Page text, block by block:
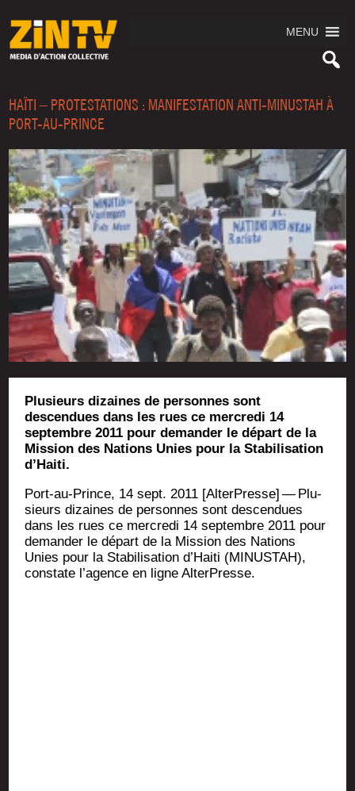
MENU
HAÏTI – PROTESTATIONS : MANIFESTATION ANTI-MINUSTAH À
PORT-AU-PRINCE
Plusieurs dizaines de personnes sont
descendues dans les rues ce mercredi 14
septembre 2011 pour demander le départ de la
Mission des Nations Unies pour la Stabilisation
d’Haiti.
Port-au-Prince, 14 sept. 2011 [Alter­Presse] — Plu­
sieurs dizaines de per­sonnes sont des­cen­dues
dans les rues ce mer­cre­di 14 sep­tembre 2011 pour
deman­der le départ de la Mis­sion des Nations
Unies pour la Sta­bi­li­sa­tion d’Haiti (MINUSTAH),
constate l’agence en ligne AlterPresse.